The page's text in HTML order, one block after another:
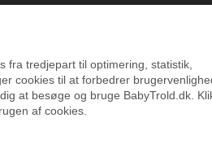
fra tredjepart til optimering, statistik,
cookies til at forbedrer
at besøge og bruge BabyTrold.dk.
af cookies.
Specifikationer